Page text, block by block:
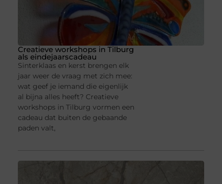
Creatieve workshops in Tilburg
als eindejaarscadeau
Sinterklaas en kerst brengen elk
jaar weer de vraag met zich mee:
wat geef je iemand die eigenlijk
al bijna alles heeft? Creatieve
workshops in Tilburg vormen een
cadeau dat buiten de gebaande
paden valt,